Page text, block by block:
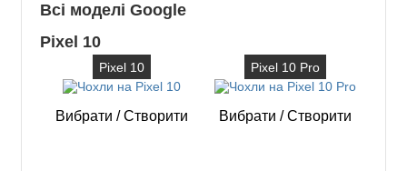
Всі моделі Google
Pixel 10
Pixel 10
Вибрати / Створити
Pixel 10 Pro
Вибрати / Створити